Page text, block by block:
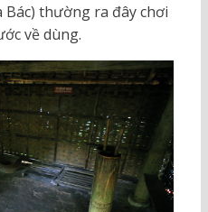
thường ra đây chơi
về dùng.